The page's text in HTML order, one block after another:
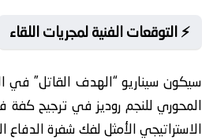
⚡ التوقعات الفنية لمجريات اللقاء
سيكون سيناريو “الهدف القاتل” في
المحوري للنجم روديز في ترجيح كفة
الاستراتيجي الأمثل لفك شفرة